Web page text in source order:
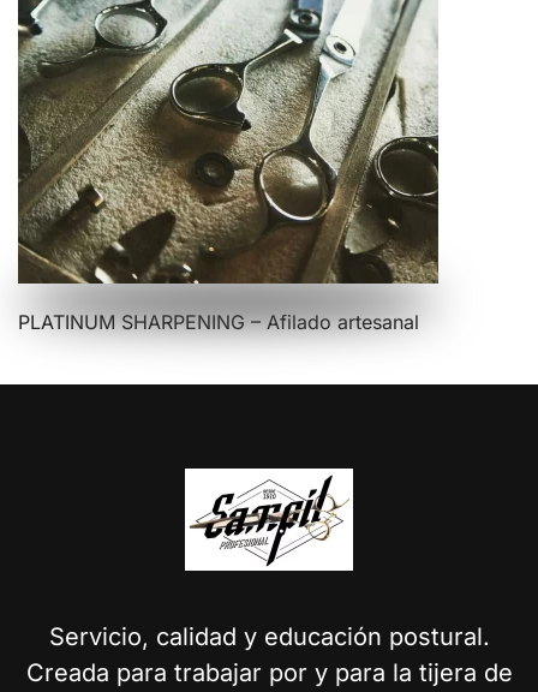
PLATINUM SHARPENING – Afilado artesanal
Servicio, calidad y educación postural.
Creada para trabajar por y para la tijera de